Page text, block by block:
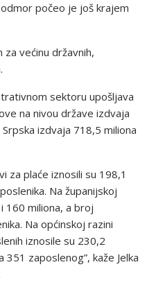
počeo je još krajem
većinu državnih,
sektoru upošljava
na nivou države izdvaja
izdvaja 718,5 miliona
za plaće iznosili su 198,1
Na županijskoj
160 miliona, a broj
Na općinskoj razini
iznosile su 230,2
zaposlenog”, kaže Jelka